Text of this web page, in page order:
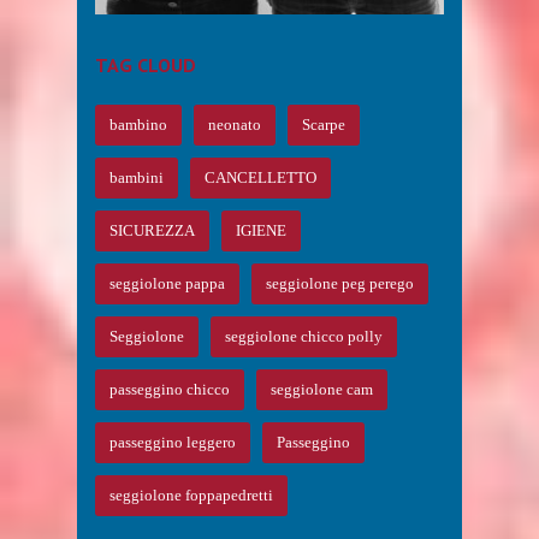
TAG CLOUD
bambino neonato Scarpe
bambini CANCELLETTO
SICUREZZA IGIENE
seggiolone pappa seggiolone peg perego
Seggiolone seggiolone chicco polly
passeggino chicco seggiolone cam
passeggino leggero Passeggino
seggiolone foppapedretti